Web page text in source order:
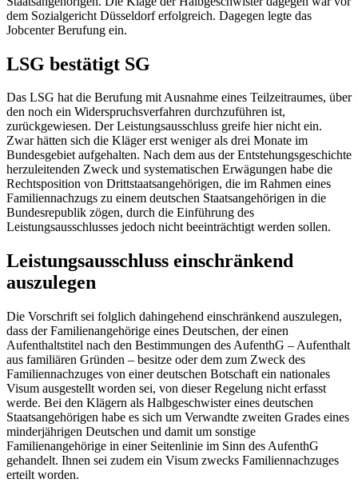
dem Sozialgericht Düsseldorferfolgreich. Dagegen legte das
Jobcenter Berufung ein.
LSG bestätigt SG
Das LSG hat die Berufung mit Ausnahme eines Teilzeitraumes, über
den noch ein Widerspruchsverfahren durchzuführen ist,
zurückgewiesen. Der Leistungsausschluss greife hier nicht ein.
Zwar hätten sich die Kläger erst weniger als drei Monate im
Bundesgebiet aufgehalten. Nach dem aus der Entstehungsgeschichte
herzuleitenden Zweck und systematischen Erwägungen habe die
Rechtsposition von Drittstaatsangehörigen, die im Rahmen eines
Familiennachzugs zu einem deutschen Staatsangehörigen in die
Bundesrepublik zögen, durch die Einführung des
Leistungsausschlusses jedoch nicht beeinträchtigt werden sollen.
Leistungsausschluss einschränkend
auszulegen
Die Vorschrift sei folglich dahingehend einschränkend auszulegen,
dass der Familienangehörige eines Deutschen, der einen
Aufenthaltstitel nach den Bestimmungen des AufenthG – Aufenthalt
aus familiären Gründen – besitze oder dem zum Zweck des
Familiennachzuges von einer deutschen Botschaft ein nationales
Visum ausgestellt worden sei, von dieser Regelung nicht erfasst
werde. Bei den Klägern als Halbgeschwister eines deutschen
Staatsangehörigen habe es sich um Verwandte zweiten Grades eines
minderjährigen Deutschen und damit um sonstige
Familienangehörige in einer Seitenlinie im Sinn des AufenthG
gehandelt. Ihnen sei zudem ein Visum zwecks Familiennachzuges
erteilt worden.